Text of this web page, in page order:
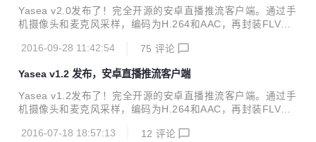
流，事件状态回调 手机横竖屏动态切换 前后摄像头热切换 推
流过程随时录制MP4，支持暂停和恢复 实时美颜（磨皮）滤
Yasea v2.0发布了！完全开源的安卓直播推流客户端。通过手
机摄像头和麦克风采样，编码为H.264和AAC，再封装FLV格
实时美颜（磨皮）滤镜，可直接在UI界面上切换，使用GPUI
oid 4.1 Jelly Bean) 同时支持H.264/AAC硬编码和软编码 RT
MP推流，事件状态回调 手机横竖屏动态切换 前后摄像头热切
换 推流过程随时录制MP4，支持暂停和恢复 实时美颜（磨
2016-09-28 11:42:54 75 评论
Yasea v1.2 发布，安卓直播推流客户端
Yasea v1.2发布了！完全开源的安卓直播推流客户端。通过手
机摄像头和麦克风采样，编码为H.264和AAC，再封装FLV格
硬编码还增加了软编码特性，可直接在UI界面上切换。对于硬
2016-07-18 18:57:13 12 评论